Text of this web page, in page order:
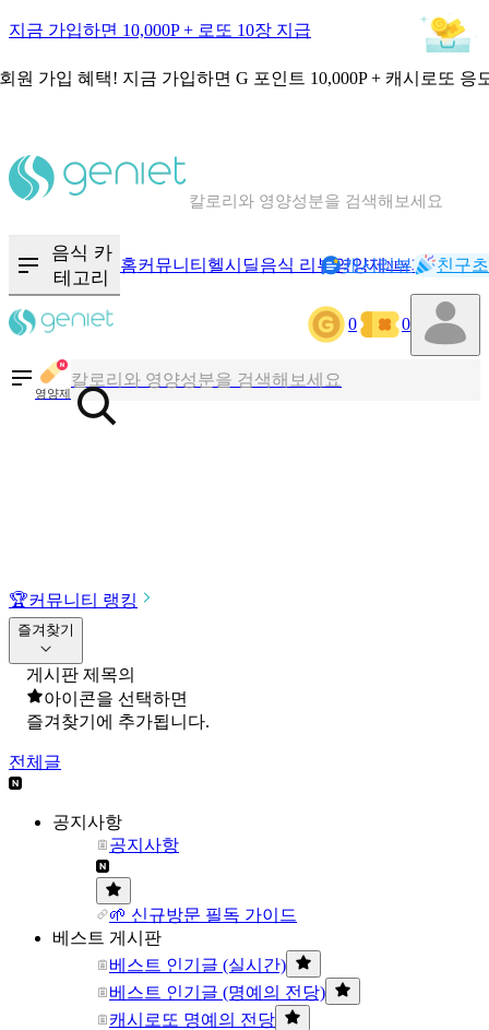
지금 가입하면 10,000P + 로또 10장 지급
원 가입 혜택! 지금 가입하면 G 포인트 10,000P + 캐시로또 응
칼로리와 영양성분을 검색해보세요
음식 카
테고리
홈커뮤니티 헬시딜음식 리뷰영양제NEW기록
캐시리뷰 친구
0 0
영양제
칼로리와 영양성분을 검색해보세요
혈당 · 다이어트 음식 검색해보세요
🏆커뮤니티 랭킹
즐겨찾기
게시판 제목의
아이콘을 선택하면
즐겨찾기에 추가됩니다.
전체글
공지사항
공지사항
🌱 신규방문 필독 가이드
베스트 게시판
베스트 인기글 (실시간)
베스트 인기글 (명예의 전당)
캐시로또 명예의 전당